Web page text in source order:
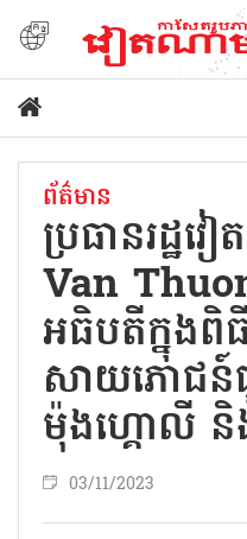
ព័ត៌មាន
ប្រធានរដ្ឋ
Van
អធិបតី​ក្នុង
សាយភោជន៍
ម៉ុងហ្គោលី និ
03/11/2023